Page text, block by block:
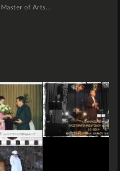
Master of Arts...